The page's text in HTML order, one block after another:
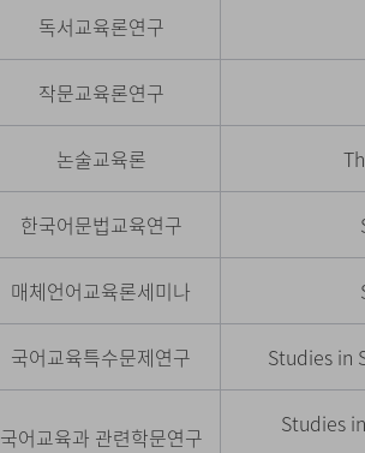
독서교육론연구
작문교육론연구
논술교육론
한국어문법교육연구
매체언어교육론세미나
국어교육특수문제연구 Studies in
국어교육과 관련학문연구 Studies